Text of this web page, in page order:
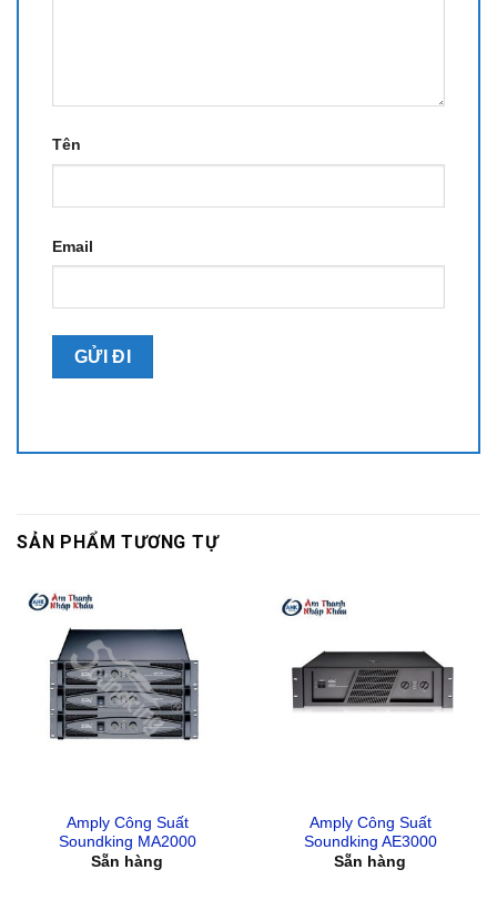
Tên
Email
SẢN PHẨM TƯƠNG TỰ
Amply Công Suất
Soundking MA2000
Sẵn hàng
Amply Công Suất
Soundking AE3000
Sẵn hàng